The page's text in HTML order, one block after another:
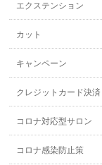
エクステンション
カット
キャンペーン
クレジットカード決済
コロナ対応型サロン
コロナ感染防止策